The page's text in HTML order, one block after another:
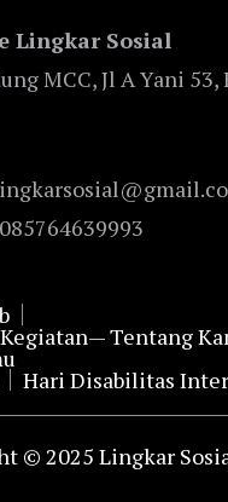
Lingkar Sosial
MCC, Jl A Yani
Tentang
Hari Disabilitas
© 2025 Lingkar